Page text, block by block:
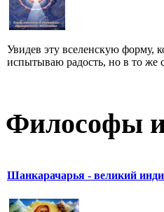
Увидев эту вселенскую форму,
испытываю радость, но в то же
Философы
Шанкарачарья - великий